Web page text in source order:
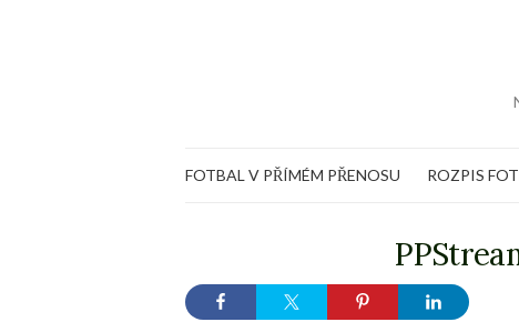
FOTBAL V PŘÍMÉM PŘENOSU ROZPIS